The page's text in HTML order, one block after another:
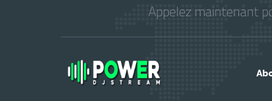
Appelez maintenant